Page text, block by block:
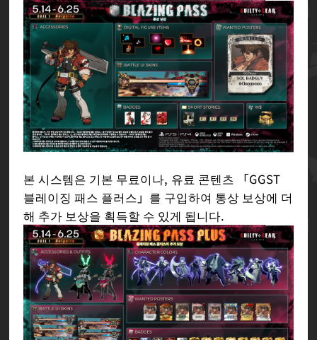
본 시스템은 기본 무료이나, 유료 콘텐츠 「GGST
블레이징 패스 플러스」를 구입하여 통상 보상에 더
해 추가 보상을 획득할 수 있게 됩니다.